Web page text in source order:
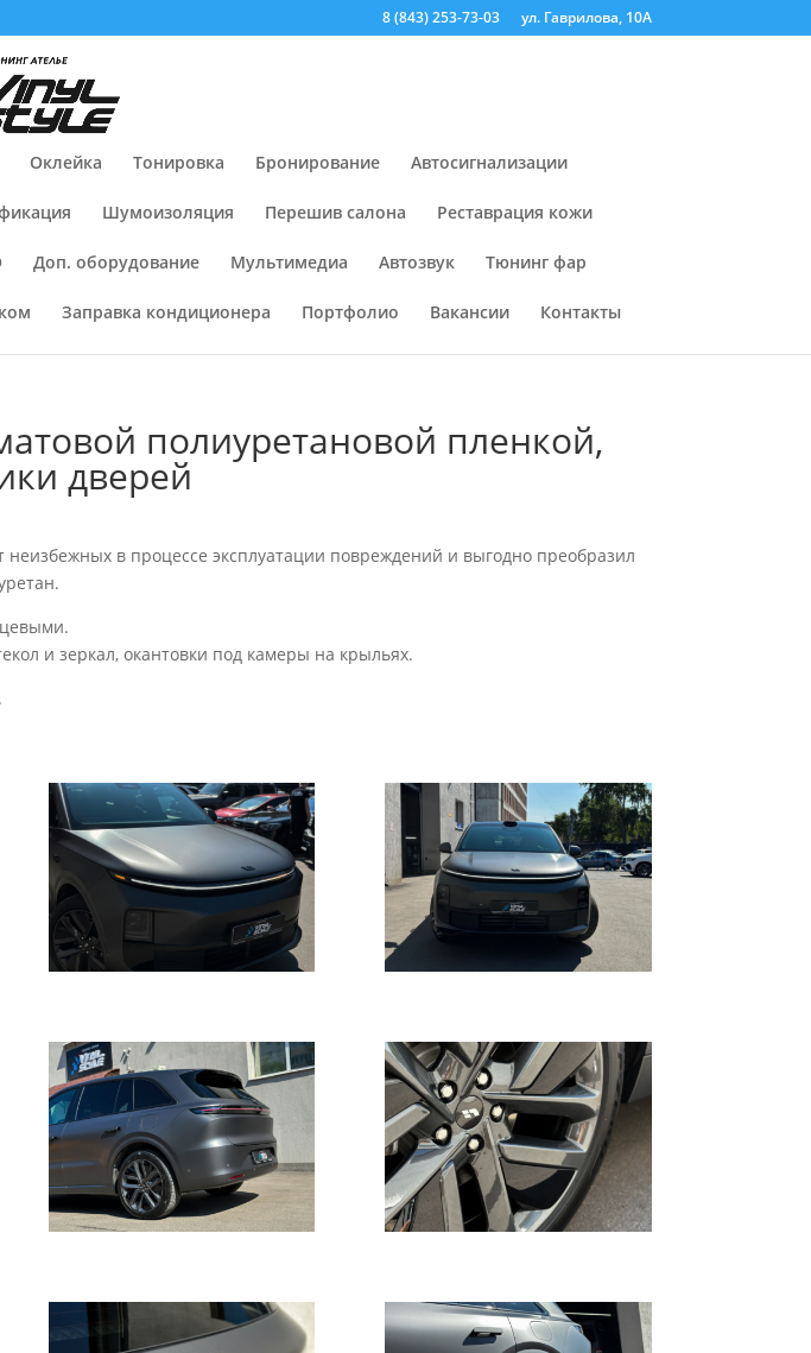
8 (843) 253-73-03 ул. Гаврилова, 10А
Оклейка Тонировка Бронирование Автосигнализации
Шумоизоляция Перешив салона Реставрация кожи
Доп. оборудование Мультимедиа Автозвук Тюнинг фар
Заправка кондиционера Портфолио Вакансии Контакты
полиуретановой пленкой,
дверей
неизбежных в процессе эксплуатации повреждений и выгодно преобразил
и зеркал, окантовки под камеры на крыльях.